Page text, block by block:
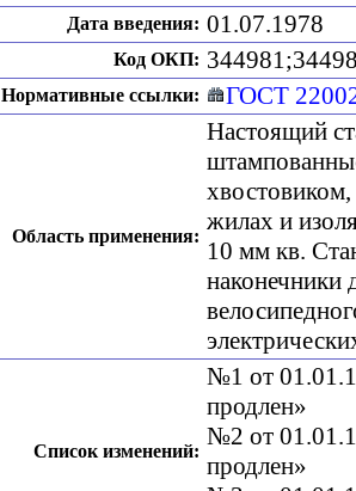
Дата введения: 01.07.1978
Код ОКП:
Нормативные ссылки: ГОСТ
Область применения:
Настоящий
жилах и
10 мм кв.
наконечники
Список изменений:
№1 от
продлен»
№2 от
продлен»